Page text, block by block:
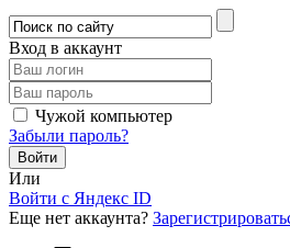
Вход в аккаунт
Чужой компьютер
Забыли пароль?
Или
Войти c Яндекс ID
Еще нет аккаунта?